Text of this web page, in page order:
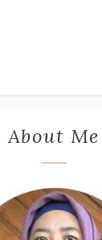
About Me